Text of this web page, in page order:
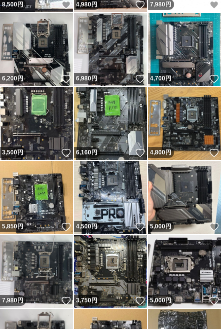
8,500円 いいね！
4,980円 いいね！
7,980 円
6,200円 いいね！
6,980円 いいね！
4,700円
3,500円 いいね！
6,160円 いいね！
4,800円
5,850円 いいね！
4,500円 いいね！
5,000円
7,980円 いいね！
3,750円 いいね！
5,000円